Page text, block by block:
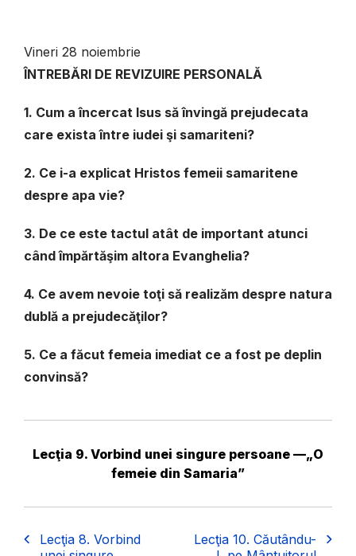
Vineri 28 noiembrie
ÎNTREBĂRI DE REVIZUIRE PERSONALĂ
1. Cum a încercat Isus să învingă prejudecata
care exista între iudei şi samariteni?
2. Ce i-a explicat Hristos femeii samaritene
despre apa vie?
3. De ce este tactul atât de important atunci
când împărtăşim altora Evanghelia?
4. Ce avem nevoie toţi să realizăm despre natura
dublă a prejudecăţilor?
5. Ce a făcut femeia imediat ce a fost pe deplin
convinsă?
Lecţia 9. Vorbind unei singure persoane —„O
femeie din Samaria”
Lecţia 8. Vorbind
Lecţia 10. Căutându-